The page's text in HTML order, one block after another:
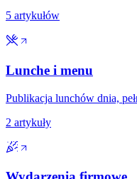
5 artykułów
Lunche i menu
Publikacja lunchów dnia,
2 artykuły